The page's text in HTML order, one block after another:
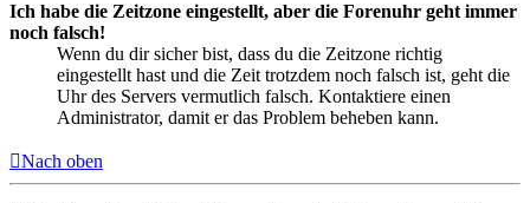
Ich habe die Zeitzone eingestellt, aber die Forenuhr geht immer
noch falsch!
Wenn du dir sicher bist, dass du die Zeitzone richtig
eingestellt hast und die Zeit trotzdem noch falsch ist, geht die
Uhr des Servers vermutlich falsch. Kontaktiere einen
Administrator, damit er das Problem beheben kann.
Nach oben